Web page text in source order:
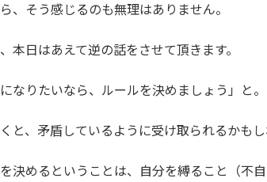
、そう感じるのも無理はありません。
本日はあえて逆の話をさせて頂きます。
になりたいなら、ルールを決めましょう」と。
と、矛盾しているように受け取られるかもし
決めるということは、自分を縛ること（不